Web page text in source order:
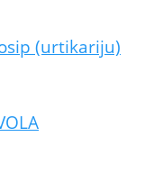
(urtikariju)